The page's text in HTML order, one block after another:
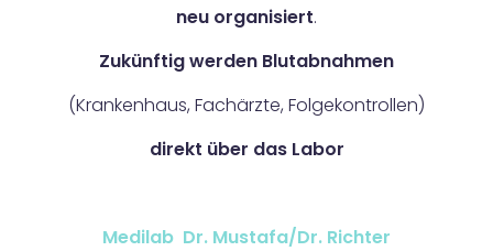
neu organisiert.
Zukünftig werden Blutabnahmen
(Krankenhaus, Fachärzte, Folgekontrollen)
direkt über das Labor
Medilab Dr. Mustafa/Dr. Richter